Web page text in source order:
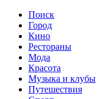
Поиск
Город
Кино
Рестораны
Мода
Красота
Музыка и клубы
Путешествия